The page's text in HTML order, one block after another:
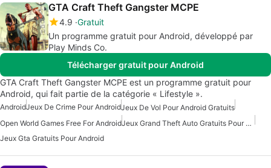
GTA Craft Theft Gangster MCPE
4.9 Gratuit
Un programme gratuit pour Android, développé par
Play Minds Co.
Télécharger gratuit pour Android
GTA Craft Theft Gangster MCPE est un programme gratuit pour
Android, qui fait partie de la catégorie « Lifestyle ».
AndroidJeux De Crime Pour AndroidJeux De Vol Pour Android Gratuits
Open World Games Free For Android
Jeux Grand Theft Auto Gratuits Pour Android
Jeux Gta Gratuits Pour Android